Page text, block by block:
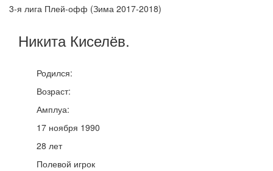
3-я лига Плей-офф (Зима 2017-2018)
НикитаКиселёв.
Родился:
Возраст:
Амплуа:
17 ноября 1990
28 лет
Полевой игрок